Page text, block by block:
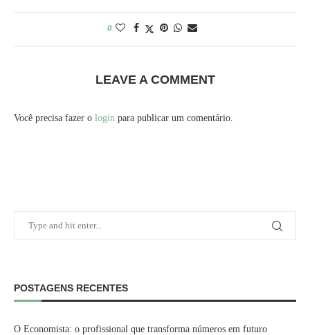
0
LEAVE A COMMENT
Você precisa fazer o login para publicar um comentário.
POSTAGENS RECENTES
O Economista: o profissional que transforma números em futuro